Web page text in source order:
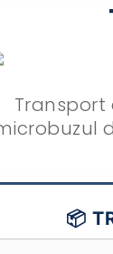
Transport
📦